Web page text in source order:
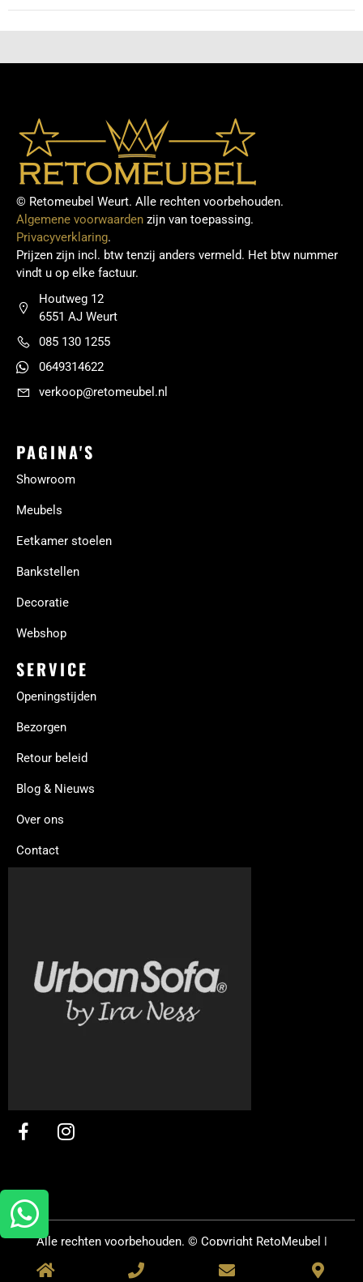
© Retomeubel Weurt. Alle rechten voorbehouden.
Algemene voorwaarden zijn van toepassing.
Privacyverklaring.
Prijzen zijn incl. btw tenzij anders vermeld. Het btw nummer
vindt u op elke factuur.
Houtweg 12
6551 AJ Weurt
085 130 1255
0649314622
verkoop@retomeubel.nl
PAGINA'S
Showroom
Meubels
Eetkamer stoelen
Bankstellen
Decoratie
Webshop
SERVICE
Openingstijden
Bezorgen
Retour beleid
Blog & Nieuws
Over ons
Contact
Alle rechten voorbehouden. © Copyright RetoMeubel |
Ontworpen door